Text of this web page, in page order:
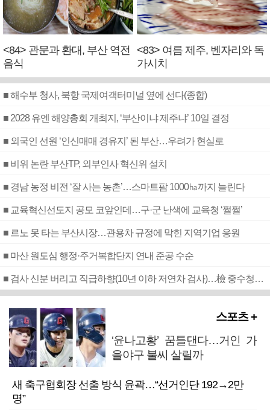
<84> 관문과 환대, 부산 역전
음식
<83> 여름 제주, 벤자리와 독
가시치
■ 해수부 청사, 북항 국제여객터미널 옆에 선다(종합)
■ 2028 유엔 해양총회 개최지, ‘부산이냐 제주냐’ 10일 결정
■ 외국인 선원 ‘인신매매 경유지’ 된 부산…우려가 현실로
■ 비위 논란 부산TP, 외부인사 혁신위 설치
■ 경남 농정 비전 ‘잘 사는 농촌’…스마트팜 1000㏊까지 늘린다
■ 교육혁신선도지 공모 코앞인데…구·군 난색에 교육청 ‘쩔쩔’
■ 르노 못 타는 부산시장…관용차 규정에 막힌 지역기업 응원
■ 마산 원도심 행정·주거복합단지 연내 준공 수순
■ 검사 신분 버리고 직급하향(10년 이하 저연차 검사)…檢 중수청행 기피
스포츠 +
‘윤나고황’ 꿈틀댄다…거인 가
을야구 불씨 살릴까
새 축구협회장 선출 방식 윤곽…“선거인단 192→2만
명”